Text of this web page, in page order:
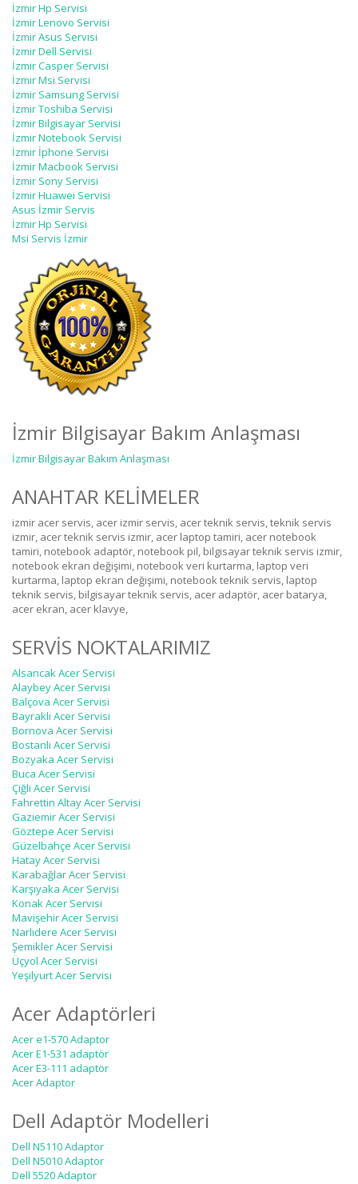
İzmir Hp Servisi
İzmir Lenovo Servisi
İzmir Asus Servisi
İzmir Dell Servisi
İzmir Casper Servisi
İzmir Msi Servisi
İzmir Samsung Servisi
İzmir Toshiba Servisi
İzmir Bilgisayar Servisi
İzmir Notebook Servisi
İzmir İphone Servisi
İzmir Macbook Servisi
İzmir Sony Servisi
İzmir Huawei Servisi
Asus İzmir Servis
İzmir Hp Servisi
Msi Servis İzmir
İzmir Bilgisayar Bakım Anlaşması
İzmir Bilgisayar Bakım Anlaşması
ANAHTAR KELİMELER
izmir acer servis, acer izmir servis, acer teknik servis, teknik servis
izmir, acer teknik servis izmir, acer laptop tamiri, acer notebook
tamiri, notebook adaptör, notebook pil, bilgisayar teknik servis izmir,
notebook ekran değişimi, notebook veri kurtarma, laptop veri
kurtarma, laptop ekran değişimi, notebook teknik servis, laptop
teknik servis, bilgisayar teknik servis, acer adaptör, acer batarya,
acer ekran, acer klavye,
SERVİS NOKTALARIMIZ
Alsancak Acer Servisi
Alaybey Acer Servisi
Balçova Acer Servisi
Bayraklı Acer Servisi
Bornova Acer Servisi
Bostanlı Acer Servisi
Bozyaka Acer Servisi
Buca Acer Servisi
Çiğli Acer Servisi
Fahrettin Altay Acer Servisi
Gaziemir Acer Servisi
Göztepe Acer Servisi
Güzelbahçe Acer Servisi
Hatay Acer Servisi
Karabağlar Acer Servisi
Karşıyaka Acer Servisi
Konak Acer Servisi
Mavişehir Acer Servisi
Narlıdere Acer Servisi
Şemikler Acer Servisi
Üçyol Acer Servisi
Yeşilyurt Acer Servisi
Acer Adaptörleri
Acer e1-570 Adaptor
Acer E1-531 adaptör
Acer E3-111 adaptör
Acer Adaptor
Dell Adaptör Modelleri
Dell N5110 Adaptor
Dell N5010 Adaptor
Dell 5520 Adaptor